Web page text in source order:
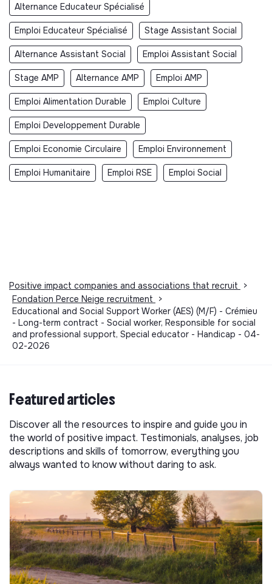
Alternance Educateur Spécialisé
Emploi Educateur Spécialisé Stage Assistant Social
Alternance Assistant Social Emploi Assistant Social
Stage AMP Alternance AMP Emploi AMP
Emploi Alimentation Durable Emploi Culture
Emploi Developpement Durable
Emploi Economie Circulaire Emploi Environnement
Emploi Humanitaire Emploi RSE Emploi Social
Positive impact companies and associations that recruit
>
Fondation Perce Neige recruitment
>
Educational and Social Support Worker (AES) (M/F) - Crémieu
- Long-term contract - Social worker, Responsible for social
and professional support, Special educator - Handicap - 04-
02-2026
Featured articles
Discover all the resources to inspire and guide you in
the world of positive impact. Testimonials, analyses, job
descriptions and skills of tomorrow, everything you
always wanted to know without daring to ask.